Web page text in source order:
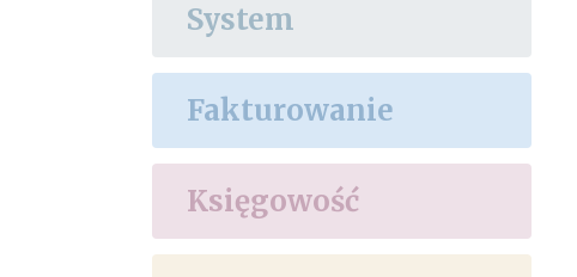
System
Fakturowanie
Księgowość